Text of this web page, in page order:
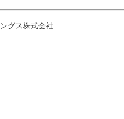
グス株式会社